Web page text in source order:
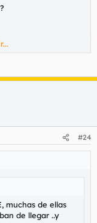
moneda y
Son expertos
su papel
de explotación
financieros, robos,
peligros para la UE.
con un uso extremo
de campos, por
de las
también al trafico
para Europa.
#24
muchas de ellas
de llegar ..y